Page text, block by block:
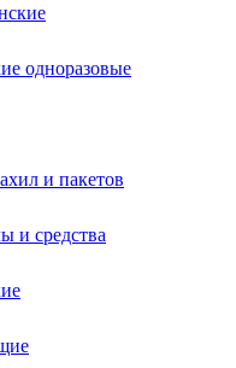
одноразовые
и пакетов
и средства